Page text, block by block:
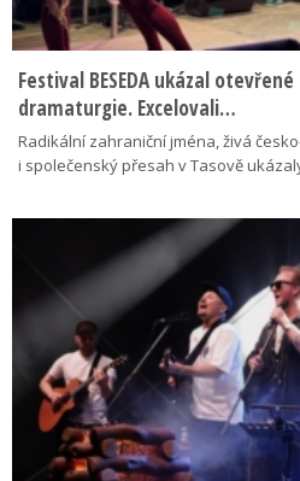
Festival BESEDA ukázal
dramaturgie. Excelovali…
Radikální zahraniční jména, živá
i společenský přesah v Tasově